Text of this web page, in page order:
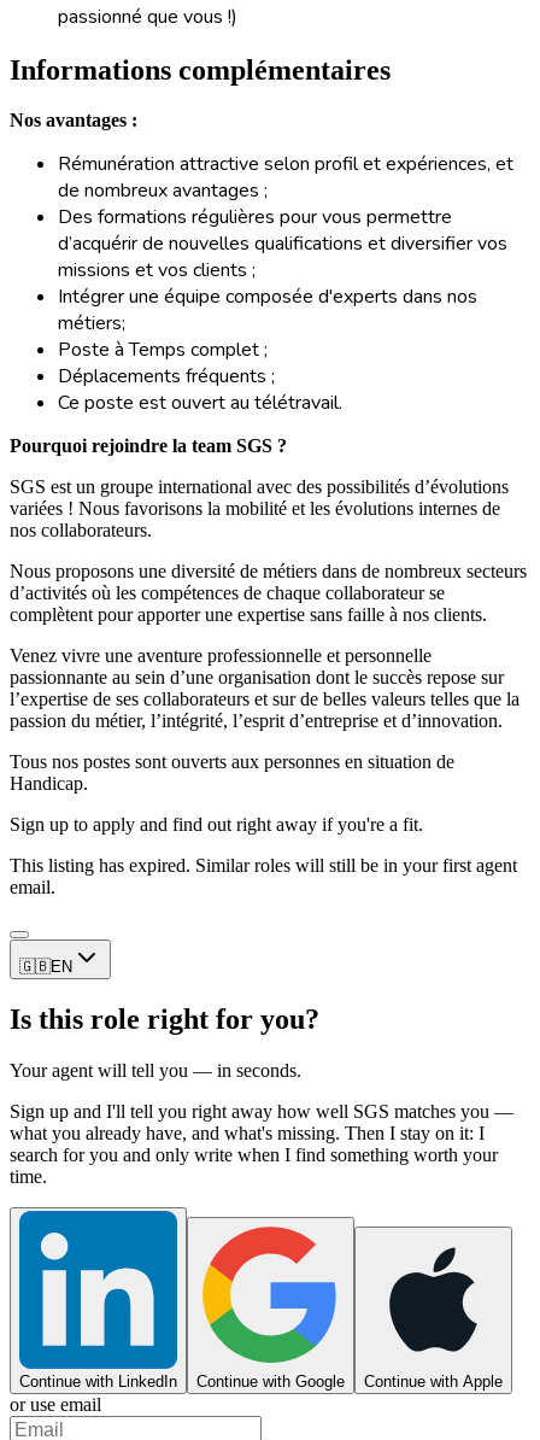
passionné que vous !)
Informations complémentaires
Nos avantages :
Rémunération attractive selon profil et expériences, et
de nombreux avantages ;
Des formations régulières pour vous permettre
d’acquérir de nouvelles qualifications et diversifier vos
missions et vos clients ;
Intégrer une équipe composée d'experts dans nos
métiers;
Poste à Temps complet ;
Déplacements fréquents ;
Ce poste est ouvert au télétravail.
Pourquoi rejoindre la team SGS ?
SGS est un groupe international avec des possibilités d’évolutions
variées ! Nous favorisons la mobilité et les évolutions internes de
nos collaborateurs.
Nous proposons une diversité de métiers dans de nombreux secteurs
d’activités où les compétences de chaque collaborateur se
complètent pour apporter une expertise sans faille à nos clients.
Venez vivre une aventure professionnelle et personnelle
passionnante au sein d’une organisation dont le succès repose sur
l’expertise de ses collaborateurs et sur de belles valeurs telles que la
passion du métier, l’intégrité, l’esprit d’entreprise et d’innovation.
Tous nos postes sont ouverts aux personnes en situation de
Handicap.
Sign up to apply and find out right away if you're a fit.
This listing has expired. Similar roles will still be in your first agent
email.
🇬🇧EN
Is this role right for you?
Your agent will tell you — in seconds.
Sign up and I'll tell you right away how well SGS matches you —
what you already have, and what's missing. Then I stay on it: I
search for you and only write when I find something worth your
time.
Continue with LinkedIn Continue with Google Continue with Apple
or use email